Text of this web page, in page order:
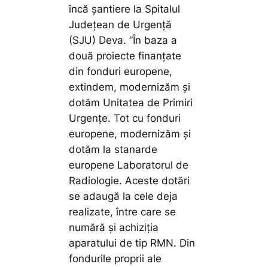
încă șantiere la Spitalul
Județean de Urgență
(SJU) Deva.”În baza a
două proiecte finanțate
din fonduri europene,
extindem, modernizăm și
dotăm Unitatea de Primiri
Urgențe. Tot cu fonduri
europene, modernizăm și
dotăm la stanarde
europene Laboratorul de
Radiologie. Aceste dotări
se adaugă la cele deja
realizate, între care se
numără și achiziția
aparatului de tip RMN. Din
fondurile proprii ale